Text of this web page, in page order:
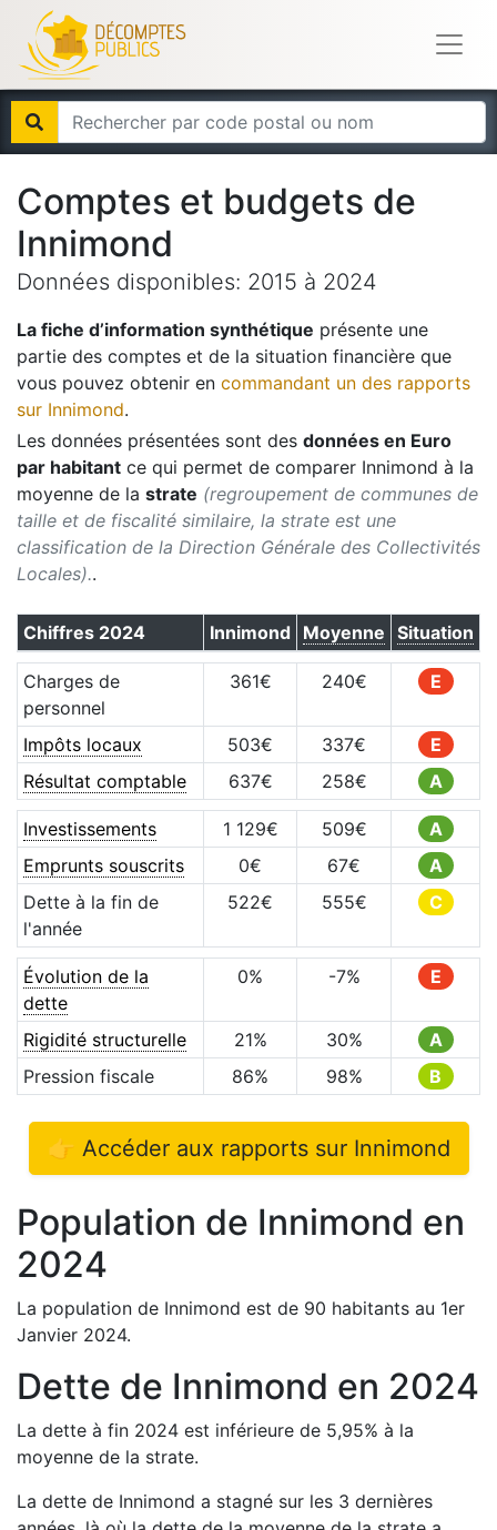
Comptes et budgets de
Innimond
Données disponibles: 2015 à 2024
La fiche d’information synthétique présente une
partie des comptes et de la situation financière que
vous pouvez obtenir en commandant un des rapports
sur Innimond.
Les données présentées sont des données en Euro
par habitant ce qui permet de comparer Innimond à la
moyenne de la strate (regroupement de communes de
taille et de fiscalité similaire, la strate est une
classification de la Direction Générale des Collectivités
Locales)..
Chiffres 2024 Innimond Moyenne Situation
Charges de
personnel
361€ 240€ E
Impôts locaux 503€ 337€
E
Résultat comptable
637€ 258€ A
Investissements 1 129€ 509€
A
Emprunts souscrits
0€ 67€
A
Dette à la fin de
l'année
522€ 555€ C
Évolution de la
dette
0% -7% E
Rigidité structurelle 21% 30%
A
Pression fiscale
86% 98% B
👉 Accéder aux rapports sur Innimond
Population de Innimond en
2024
La population de Innimond est de 90 habitants au 1er
Janvier 2024.
Dette de Innimond en 2024
La dette à fin 2024 est inférieure de 5,95% à la
moyenne de la strate.
La dette de Innimond a stagné sur les 3 dernières